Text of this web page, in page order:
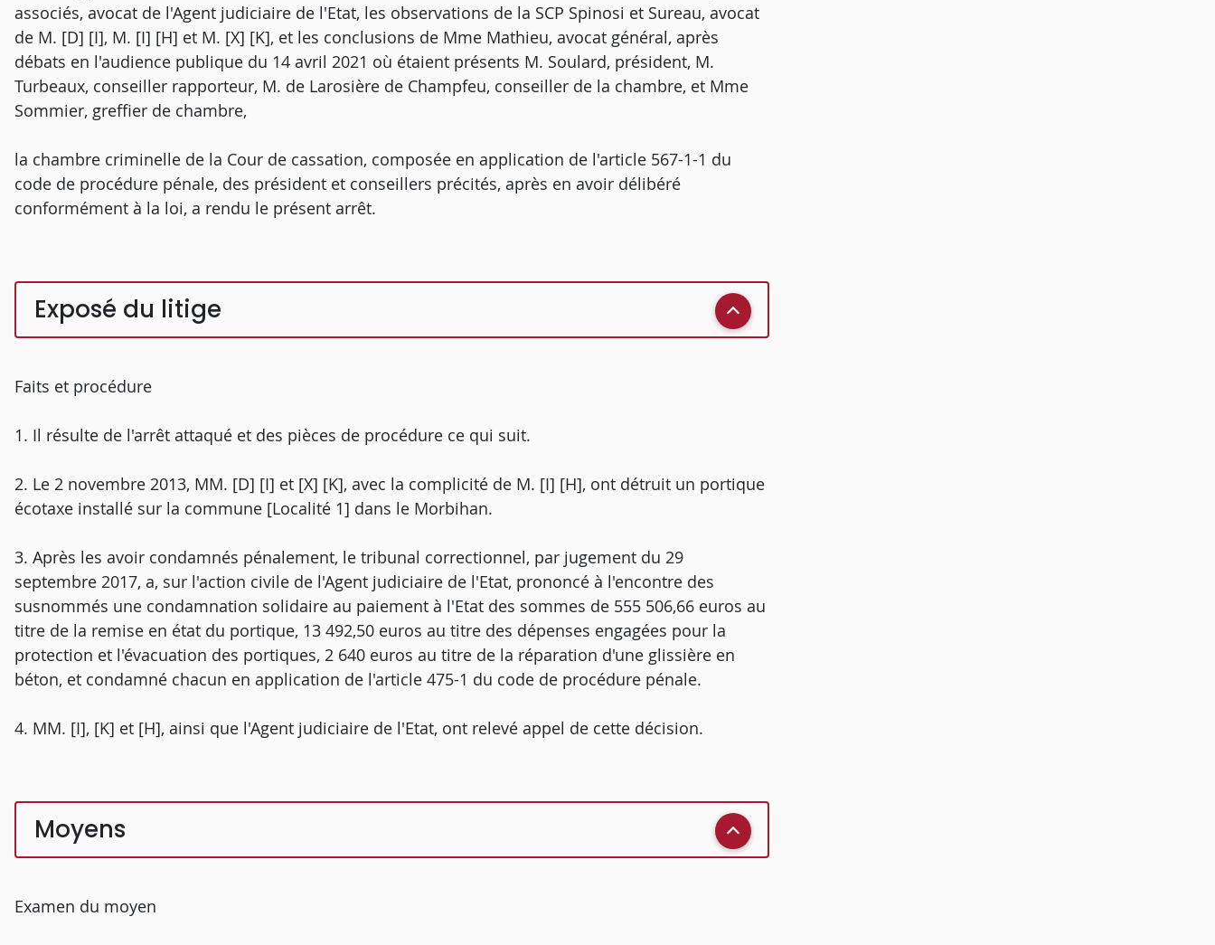
associés, avocat de l'Agent judiciaire de l'Etat, les observations de la SCP Spinosi et Sureau, avocat
de M. [D] [I], M. [I] [H] et M. [X] [K], et les conclusions de Mme Mathieu, avocat général, après
débats en l'audience publique du 14 avril 2021 où étaient présents M. Soulard, président, M.
Turbeaux, conseiller rapporteur, M. de Larosière de Champfeu, conseiller de la chambre, et Mme
Sommier, greffier de chambre,
la chambre criminelle de la Cour de cassation, composée en application de l'article 567-1-1 du
code de procédure pénale, des président et conseillers précités, après en avoir délibéré
conformément à la loi, a rendu le présent arrêt.
Exposé du litige
Faits et procédure
1. Il résulte de l'arrêt attaqué et des pièces de procédure ce qui suit.
2. Le 2 novembre 2013, MM. [D] [I] et [X] [K], avec la complicité de M. [I] [H], ont détruit un portique
écotaxe installé sur la commune [Localité 1] dans le Morbihan.
3. Après les avoir condamnés pénalement, le tribunal correctionnel, par jugement du 29
septembre 2017, a, sur l'action civile de l'Agent judiciaire de l'Etat, prononcé à l'encontre des
susnommés une condamnation solidaire au paiement à l'Etat des sommes de 555 506,66 euros au
titre de la remise en état du portique, 13 492,50 euros au titre des dépenses engagées pour la
protection et l'évacuation des portiques, 2 640 euros au titre de la réparation d'une glissière en
béton, et condamné chacun en application de l'article 475-1 du code de procédure pénale.
4. MM. [I], [K] et [H], ainsi que l'Agent judiciaire de l'Etat, ont relevé appel de cette décision.
Moyens
Examen du moyen